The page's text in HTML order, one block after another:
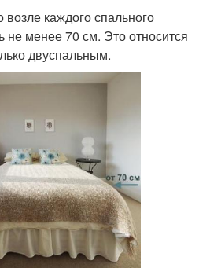
каждого спального
не менее 70 см. Это относится
двуспальным.